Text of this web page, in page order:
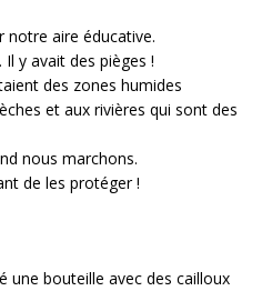
notre aire éducative.
y avait des pièges !
des zones humides
et aux rivières qui sont des
nous marchons.
de les protéger !
une bouteille avec des cailloux